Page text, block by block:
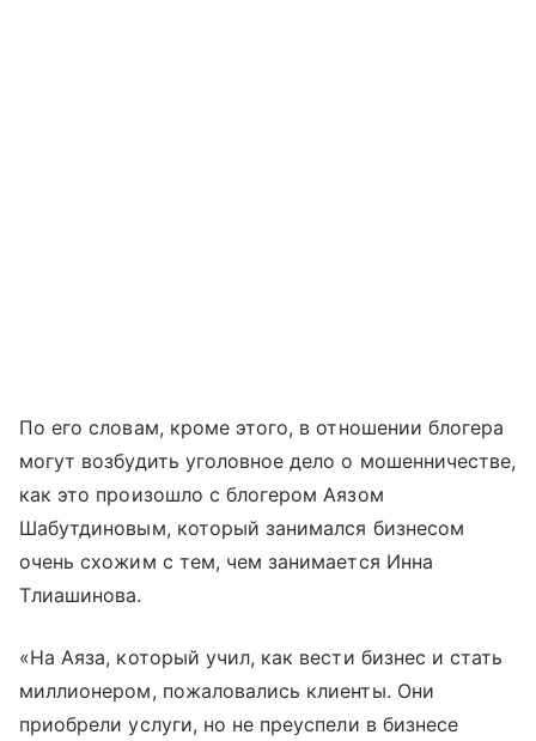
По его словам, кроме этого, в отношении блогера
могут возбудить уголовное дело о мошенничестве,
как это произошло с блогером Аязом
Шабутдиновым, который занимался бизнесом
очень схожим с тем, чем занимается Инна
Тлиашинова.
«На Аяза, который учил, как вести бизнес и стать
миллионером, пожаловались клиенты. Они
приобрели услуги, но не преуспели в бизнесе